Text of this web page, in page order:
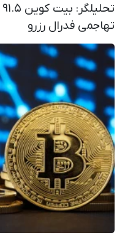
تهاجمی فدرال رزرو